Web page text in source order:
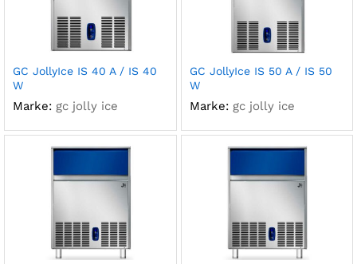
GC JollyIce IS 40 A / IS 40
W
Marke: gc jolly ice
GC JollyIce IS 50 A / IS 50
W
Marke: gc jolly ice